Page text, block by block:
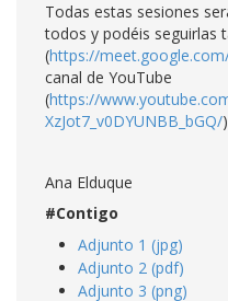
Todas estas sesiones
todos y podéis seguirlas
(https://
canal de YouTube
(https://
XzJot7_v0DYUNBB_bGQ/)
Ana Elduque
#Contigo
Adjunto 1 (jpg)
Adjunto 2 (pdf)
Adjunto 3 (png)